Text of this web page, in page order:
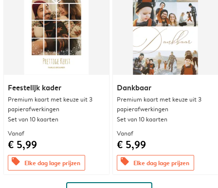
Feestelijk kader
Premium kaart met keuze uit 3
papierafwerkingen
Set van 10 kaarten
Vanaf
€ 5,99
offers Elke dag lage prijzen
Dankbaar
Premium kaart met keuze uit 3
papierafwerkingen
Set van 10 kaarten
Vanaf
€ 5,99
offers Elke dag lage prijzen